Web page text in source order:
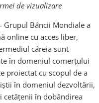
de vizualizare
Băncii Mondiale a
online cu acces liber,
căreia sunt
în domeniul comerțului
proiectat cu scopul de a
în domeniul dezvoltării,
cetățenii în dobândirea